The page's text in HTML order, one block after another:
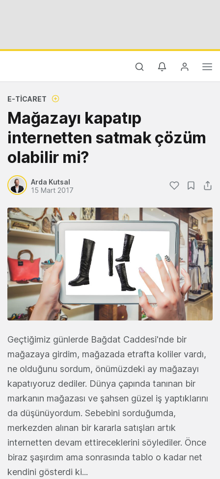
E-TICARET
Mağazayı kapatıp
internetten satmak çözüm
olabilir mi?
Arda Kutsal
15 Mart 2017
Geçtiğimiz günlerde Bağdat Caddesi'nde bir
mağazaya girdim, mağazada etrafta koliler vardı,
ne olduğunu sordum, önümüzdeki ay mağazayı
kapatıyoruz dediler. Dünya çapında tanınan bir
markanın mağazası ve şahsen güzel iş yaptıklarını
da düşünüyordum. Sebebini sorduğumda,
merkezden alınan bir kararla satışları artık
internetten devam ettireceklerini söylediler. Önce
biraz şaşırdım ama sonrasında tablo o kadar net
kendini gösterdi ki...